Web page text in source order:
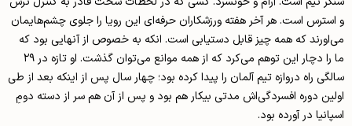
و استرس است. هر آخر هفته ورزشکاران حرفه‌ای این رویا را جلوی چشم‌هایمان
می‌اورند که همه چیز قابل دستیابی است. انکه به خصوص از آنهایی بود که
ما را دچار این توهم می‌کرد که از همه موانع می‌توان گذشت. او تازه در ۲۹
سالگی راه دروازه تیم آلمان را پیدا کرده بود؛ چهار سال پس از اینکه بعد از طی
اولین دوره افسردگی‌اش مدتی بیکار هم بود و پس از آن هم سر از دسته دومِ
اسپانیا در آورده بود.